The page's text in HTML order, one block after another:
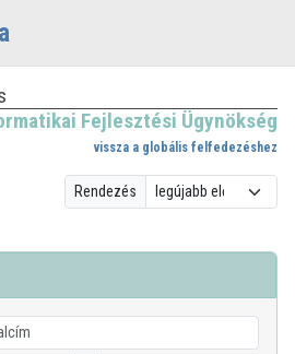
Fejlesztési Ügynökség
vissza a globális felfedezéshez
Rendezés